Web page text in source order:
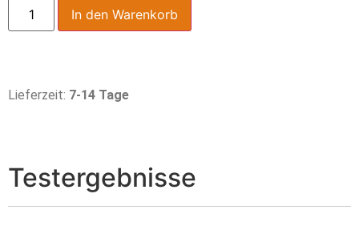
In den Warenkorb
Lieferzeit: 7-14 Tage
Testergebnisse